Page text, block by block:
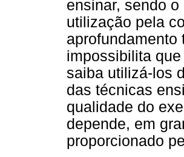
ensinar, sendo
utilização pela
aprofundamento
impossibilita
saiba utilizá-los
das técnicas
qualidade do
depende, em
proporcionado